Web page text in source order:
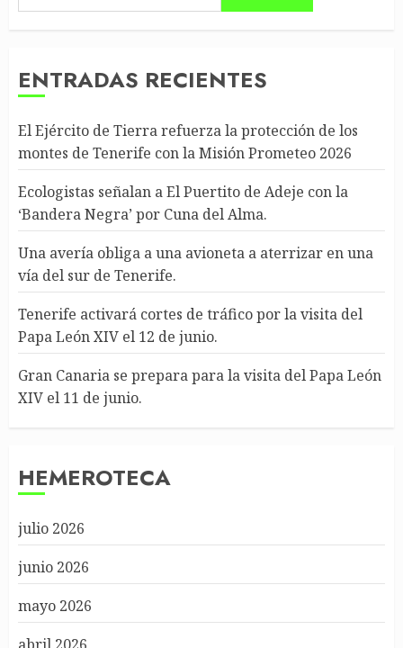
ENTRADAS RECIENTES
El Ejército de Tierra refuerza la protección de los
montes de Tenerife con la Misión Prometeo 2026
Ecologistas señalan a El Puertito de Adeje con la
‘Bandera Negra’ por Cuna del Alma.
Una avería obliga a una avioneta a aterrizar en una
vía del sur de Tenerife.
Tenerife activará cortes de tráfico por la visita del
Papa León XIV el 12 de junio.
Gran Canaria se prepara para la visita del Papa León
XIV el 11 de junio.
HEMEROTECA
julio 2026
junio 2026
mayo 2026